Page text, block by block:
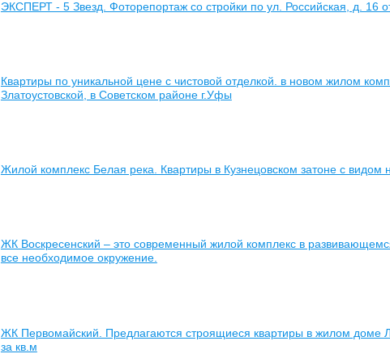
ЭКСПЕРТ - 5 Звезд. Фоторепортаж со стройки по ул. Российская, д. 16
Квартиры по уникальной цене с чистовой отделкой. в новом жилом
Златоустовской, в Советском районе г.Уфы
Жилой комплекс Белая река. Квартиры в Кузнецовском затоне с
ЖК Воскресенский – это современный жилой комплекс в
все необходимое окружение.
ЖК Первомайский. Предлагаются строящиеся квартиры в жилом доме
за кв.м